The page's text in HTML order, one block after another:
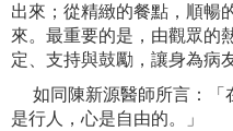
出來；從精緻的餐點，順暢
來。最重要的是，由觀眾的
定、支持與鼓勵，讓身為病
如同陳新源醫師所言：「
是行人，心是自由的。」